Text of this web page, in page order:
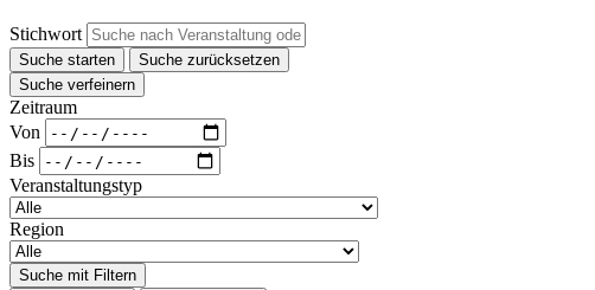
Stichwort
Suche starten
Suche zurücksetzen
Suche verfeinern
Zeitraum
Von
Bis
Veranstaltungstyp
Region
Suche mit Filtern